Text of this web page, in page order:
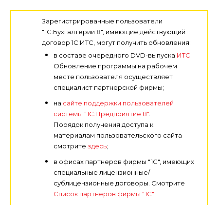
Зарегистрированные пользователи
"1С:Бухгалтерии 8", имеющие действующий
договор 1С:ИТС, могут получить обновления:
в составе очередного DVD-выпуска ИТС
Обновление программы на рабочем
месте пользователя осуществляет
специалист партнерской фирмы;
на сайте поддержки пользователей
системы "1С:Предприятие 8"
Порядок получения доступа к
материалам пользовательского сайта
смотрите здесь;
в офисах партнеров фирмы "1С", имеющих
специальные лицензионные/
сублицензионные договоры. Смотрите
Список партнеров фирмы "1С";